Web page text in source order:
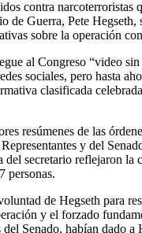
contra
Guerra, Pete
sobre la operación
al Congreso “video
sociales, pero hasta
clasificada
resúmenes de las
y del
secretario reflejaron
personas.
de Hegseth para
y el forzado
Senado, habían dado